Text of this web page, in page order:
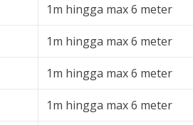
1m hingga max 6 meter
1m hingga max 6 meter
1m hingga max 6 meter
1m hingga max 6 meter